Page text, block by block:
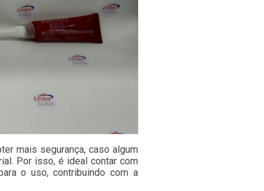
mais segurança, caso algum
Por isso, é ideal contar com
o uso, contribuindo com a